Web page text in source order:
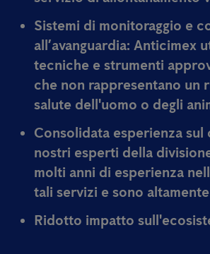
Sistemi di monitoraggio e
all’avanguardia: Anticimex
tecniche e strumenti
che non rappresentano un
salute dell'uomo o degli
Consolidata esperienza sul
nostri esperti della
molti anni di esperienza
tali servizi e sono
Ridotto impatto